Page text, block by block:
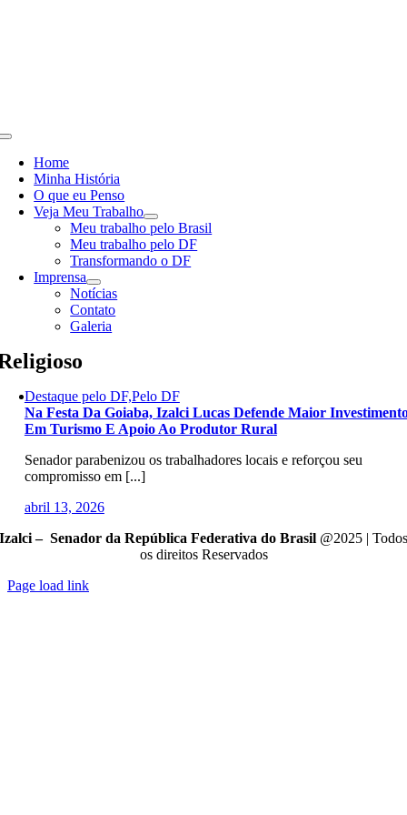
Toggle
NavigationHome
Minha História
O que eu Penso
Veja Meu Trabalho
Meu trabalho pelo Brasil
Meu trabalho pelo DF
Transformando o DF
Imprensa
Notícias
Contato
Galeria
Destaque pelo DF,Pelo DF
Na Festa Da Goiaba, Izalci Lucas Defende Maior
Em Turismo E Apoio Ao Produtor Rural
Senador parabenizou os trabalhadores locais e reforçou seu
compromisso em [...]
abril 13, 2026
Izalci – Senador da República Federativa do Brasil @2025 | Todos
os direitos Reservados
Page load link